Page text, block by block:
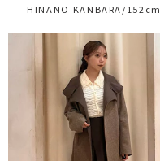
HINANO KANBARA/152cm